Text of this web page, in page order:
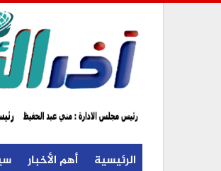
الرئيسية أهم الأخبار